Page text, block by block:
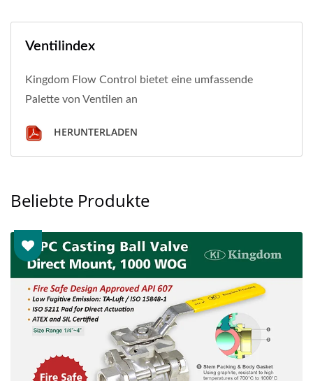
Ventilindex
Kingdom Flow Control bietet eine umfassende
Palette von Ventilen an
HERUNTERLADEN
Beliebte Produkte